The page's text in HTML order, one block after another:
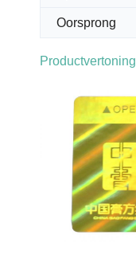
Oorsprong
Productvertoning